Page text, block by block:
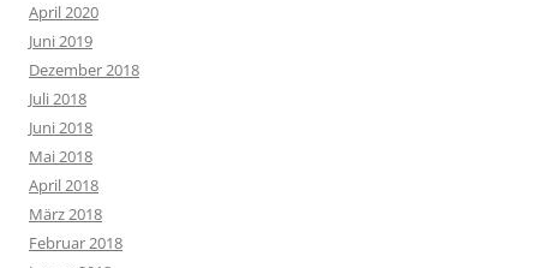
April 2020
Juni 2019
Dezember 2018
Juli 2018
Juni 2018
Mai 2018
April 2018
März 2018
Februar 2018